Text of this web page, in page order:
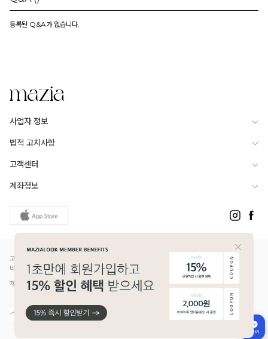
등록된 Q&A가 없습니다.
사업자 정보
법적 고지사항
고객센터
계좌정보
고객님은 안전거래를 위해 현금 등으로 결제 시 저희 쇼핑몰에서 가입한 PG사의 구매안전서
비스를 이용하실 수 있습니다.
개인정보보호배상책임보험(Ⅱ) 가입 - 메리츠화재 증권번호 14610-1327